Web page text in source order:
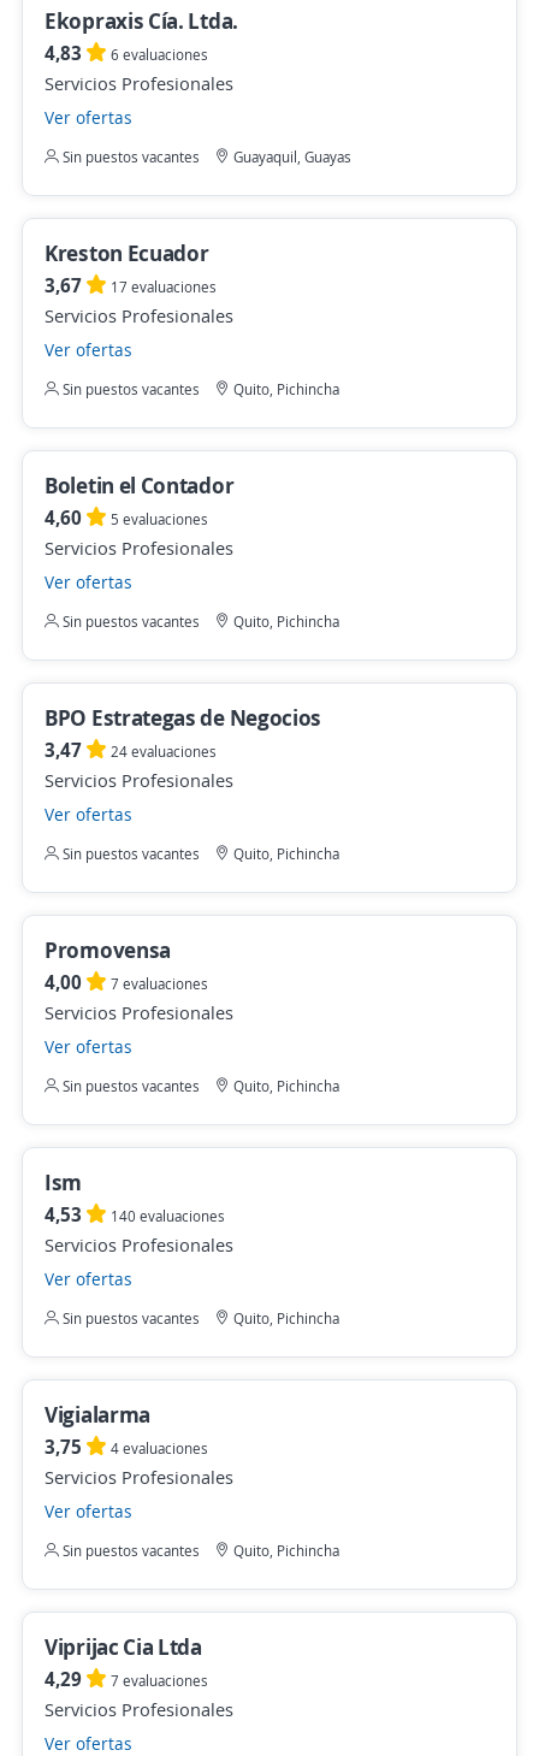
Ekopraxis Cía. Ltda.
4,83 6 evaluaciones
Servicios Profesionales
Ver ofertas
Sin puestos vacantes Guayaquil, Guayas
Kreston Ecuador
3,67 17 evaluaciones
Servicios Profesionales
Ver ofertas
Sin puestos vacantes Quito, Pichincha
Boletin el Contador
4,60 5 evaluaciones
Servicios Profesionales
Ver ofertas
Sin puestos vacantes Quito, Pichincha
BPO Estrategas de Negocios
3,47 24 evaluaciones
Servicios Profesionales
Ver ofertas
Sin puestos vacantes Quito, Pichincha
Promovensa
4,00 7 evaluaciones
Servicios Profesionales
Ver ofertas
Sin puestos vacantes Quito, Pichincha
Ism
4,53 140 evaluaciones
Servicios Profesionales
Ver ofertas
Sin puestos vacantes Quito, Pichincha
Vigialarma
3,75 4 evaluaciones
Servicios Profesionales
Ver ofertas
Sin puestos vacantes Quito, Pichincha
Viprijac Cia Ltda
4,29 7 evaluaciones
Servicios Profesionales
Ver ofertas